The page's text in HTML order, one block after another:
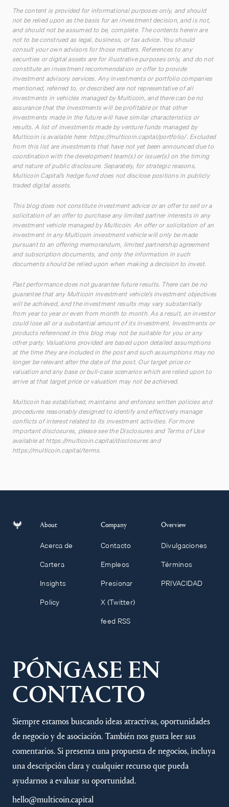
The content is provided for informational purposes only, and should
not be relied upon as the basis for an investment decision, and is not,
and should not be assumed to be, complete. The contents herein are
not to be construed as legal, business, or tax advice. You should
consult your own advisors for those matters. References to any
securities or digital assets are for illustrative purposes only, and do not
constitute an investment recommendation or offer to provide
investment advisory services. Any investments or portfolio companies
mentioned, referred to, or described are not representative of all
investments in vehicles managed by Multicoin, and there can be no
assurance that the investments will be profitable or that other
investments made in the future will have similar characteristics or
results. A list of investments made by venture funds managed by
Multicoin is available here: https://multicoin.capital/portfolio/. Excluded
from this list are investments that have not yet been announced due to
coordination with the development team(s) or issuer(s) on the timing
and nature of public disclosure. Separately, for strategic reasons,
Multicoin Capital’s hedge fund does not disclose positions in publicly
traded digital assets.
This blog does not constitute investment advice or an offer to sell or a
solicitation of an offer to purchase any limited partner interests in any
investment vehicle managed by Multicoin. An offer or solicitation of an
investment in any Multicoin investment vehicle will only be made
pursuant to an offering memorandum, limited partnership agreement
and subscription documents, and only the information in such
documents should be relied upon when making a decision to invest.
Past performance does not guarantee future results. There can be no
guarantee that any Multicoin investment vehicle’s investment objectives
will be achieved, and the investment results may vary substantially
from year to year or even from month to month. As a result, an investor
could lose all or a substantial amount of its investment. Investments or
products referenced in this blog may not be suitable for you or any
other party. Valuations provided are based upon detailed assumptions
at the time they are included in the post and such assumptions may no
longer be relevant after the date of the post. Our target price or
valuation and any base or bull-case scenarios which are relied upon to
arrive at that target price or valuation may not be achieved.
Multicoin has established, maintains and enforces written policies and
procedures reasonably designed to identify and effectively manage
conflicts of interest related to its investment activities. For more
important disclosures, please see the Disclosures and Terms of Use
available athttps://multicoin.capital/disclosuresand
https://multicoin.capital/terms.
About
Acerca de
Cartera
Insights
Policy
Company
Contacto
Empleos
Presionar
X (Twitter)
feed RSS
Overview
Divulgaciones
Términos
PRIVACIDAD
PÓNGASE EN
CONTACTO
Siempre estamos buscando ideas atractivas, oportunidades
de negocio y de asociación. También nos gusta leer sus
comentarios. Si presenta una propuesta de negocios, incluya
una descripción clara y cualquier recurso que pueda
ayudarnos a evaluar su oportunidad.
hello@multicoin.capital